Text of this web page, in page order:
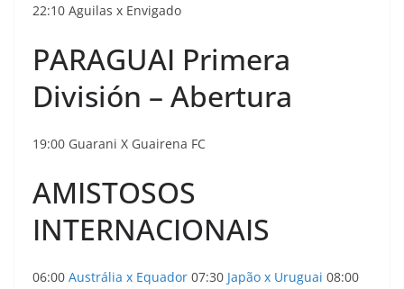
22:10 Aguilas x Envigado
PARAGUAI Primera
División – Abertura
19:00 Guarani X Guairena FC
AMISTOSOS
INTERNACIONAIS
06:00 Austrália x Equador 07:30 Japão x Uruguai 08:00